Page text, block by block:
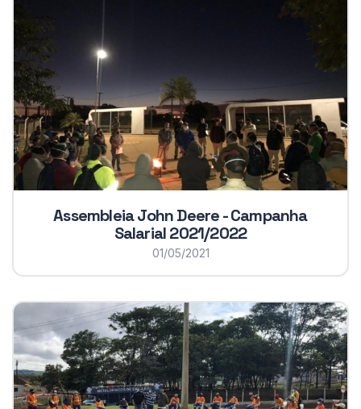
Assembleia John Deere - Campanha
Salarial 2021/2022
01/05/2021